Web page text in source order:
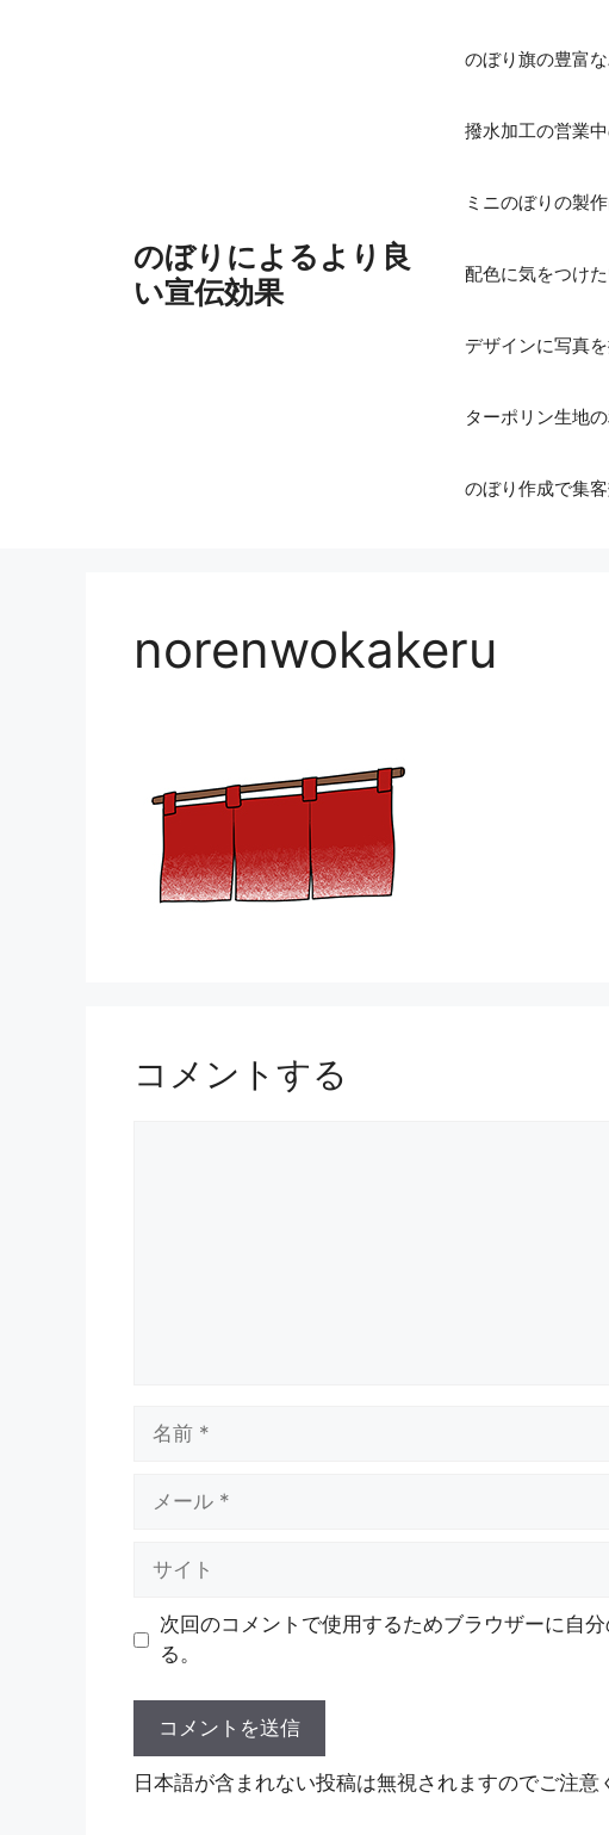
のぼりによるより良
い宣伝効果
のぼり旗の豊富
撥水加工の営業
ミニのぼりの製
配色に気をつけ
デザインに写真
ターポリン生地
のぼり作成で集
norenwokakeru
コメントする
次回のコメントで使用するためブラウザーに自
る。
日本語が含まれない投稿は無視されますのでご注意